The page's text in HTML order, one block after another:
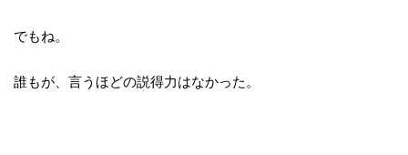
でもね。
誰もが、言うほどの説得力はなかった。